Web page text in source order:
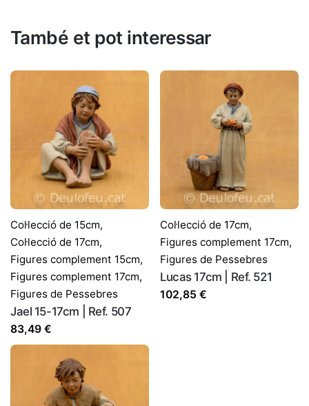
*
Desa el meu nom, correu electrònic i lloc web en
aquest navegador per a la pròxima vegada que comenti.
També et pot interessar
Col·lecció de 15cm,
Col·lecció de 17cm,
Figures complement 15cm,
Figures complement 17cm,
Figures de Pessebres
Jael 15-17cm | Ref. 507
83,49 €
Col·lecció de 17cm,
Figures complement 17cm,
Figures de Pessebres
Lucas 17cm | Ref. 521
102,85 €